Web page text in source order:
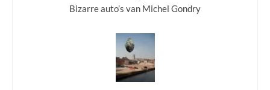
Bizarre auto’s van Michel Gondry